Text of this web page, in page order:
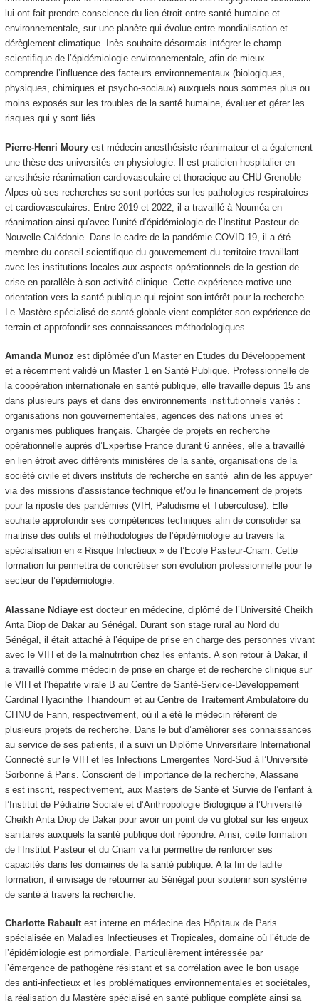
lui ont fait prendre conscience du lien étroit entre santé humaine et
environnementale, sur une planète qui évolue entre mondialisation et
dérèglement climatique. Inès souhaite désormais intégrer le champ
scientifique de l’épidémiologie environnementale, afin de mieux
comprendre l’influence des facteurs environnementaux (biologiques,
physiques, chimiques et psycho-sociaux) auxquels nous sommes plus ou
moins exposés sur les troubles de la santé humaine, évaluer et gérer les
risques qui y sont liés.
Pierre-Henri Mouryest médecin anesthésiste-réanimateur et a également
une thèse des universités en physiologie. Il est praticien hospitalier en
anesthésie-réanimation cardiovasculaire et thoracique au CHU Grenoble
Alpes où ses recherches se sont portées sur les pathologies respiratoires
et cardiovasculaires. Entre 2019 et 2022, il a travaillé à Nouméa en
réanimation ainsi qu’avec l’unité d’épidémiologie de l’Institut-Pasteur de
Nouvelle-Calédonie. Dans le cadre de la pandémie COVID-19, il a été
membre du conseil scientifique du gouvernement du territoire travaillant
avec les institutions locales aux aspects opérationnels de la gestion de
crise en parallèle à son activité clinique. Cette expérience motive une
orientation vers la santé publique qui rejoint son intérêt pour la recherche.
Le Mastère spécialisé de santé globale vient compléter son expérience de
terrain et approfondir ses connaissances méthodologiques.
Amanda Munoz est diplômée d’un Master en Etudes du Développement
et a récemment validé un Master 1 en Santé Publique. Professionnelle de
la coopération internationale en santé publique, elle travaille depuis 15 ans
dans plusieurs pays et dans des environnements institutionnels variés :
organisations non gouvernementales, agences des nations unies et
organismes publiques français. Chargée de projets en recherche
opérationnelle auprès d’Expertise France durant 6 années, elle a travaillé
en lien étroit avec différents ministères de la santé, organisations de la
société civile et divers instituts de recherche en santé afin de les appuyer
via des missions d’assistance technique et/ou le financement de projets
pour la riposte des pandémies (VIH, Paludisme et Tuberculose). Elle
souhaite approfondir ses compétences techniques afin de consolider sa
maitrise des outils et méthodologies de l’épidémiologie au travers la
spécialisation en « Risque Infectieux » de l’Ecole Pasteur-Cnam. Cette
formation lui permettra de concrétiser son évolution professionnelle pour le
secteur de l’épidémiologie.
Alassane Ndiayeest docteur en médecine, diplômé de l’Université Cheikh
Anta Diop de Dakar au Sénégal. Durant son stage rural au Nord du
Sénégal, il était attaché à l’équipe de prise en charge des personnes vivant
avec le VIH et de la malnutrition chez les enfants. A son retour à Dakar, il
a travaillé comme médecin de prise en charge et de recherche clinique sur
le VIH et l’hépatite virale B au Centre de Santé-Service-Développement
Cardinal Hyacinthe Thiandoum et au Centre de Traitement Ambulatoire du
CHNU de Fann, respectivement, où il a été le médecin référent de
plusieurs projets de recherche. Dans le but d’améliorer ses connaissances
au service de ses patients, il a suivi un Diplôme Universitaire International
Connecté sur le VIH et les Infections Emergentes Nord-Sud à l’Université
Sorbonne à Paris. Conscient de l’importance de la recherche, Alassane
s’est inscrit, respectivement, aux Masters de Santé et Survie de l’enfant à
l’Institut de Pédiatrie Sociale et d’Anthropologie Biologique à l’Université
Cheikh Anta Diop de Dakar pour avoir un point de vu global sur les enjeux
sanitaires auxquels la santé publique doit répondre. Ainsi, cette formation
de l’Institut Pasteur et du Cnam va lui permettre de renforcer ses
capacités dans les domaines de la santé publique. A la fin de ladite
formation, il envisage de retourner au Sénégal pour soutenir son système
de santé à travers la recherche.
Charlotte Rabaultest interne en médecine des Hôpitaux de Paris
spécialisée en Maladies Infectieuses et Tropicales, domaine où l’étude de
l’épidémiologie est primordiale. Particulièrement intéressée par
l’émergence de pathogène résistant et sa corrélation avec le bon usage
des anti-infectieux et les problématiques environnementales et sociétales,
la réalisation du Mastère spécialisé en santé publique complète ainsi sa